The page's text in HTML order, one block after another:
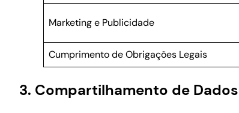
Marketing e Publicidade
Cumprimento de Obrigações Legais
3. Compartilhamento de